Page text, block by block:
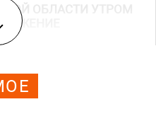
ОБЛАСТИ УТРОМ